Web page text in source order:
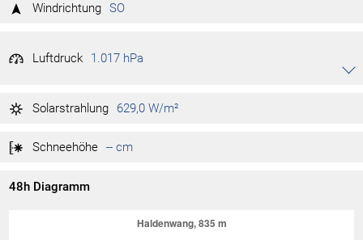
42 %
Windrichtung SO
Luftdruck 1.017 hPa Akkordeon auf-/zuklappen
1.019 hPa Tag max.
Solarstrahlung 629,0 W/m²
Schneehöhe -- cm
48h Diagramm